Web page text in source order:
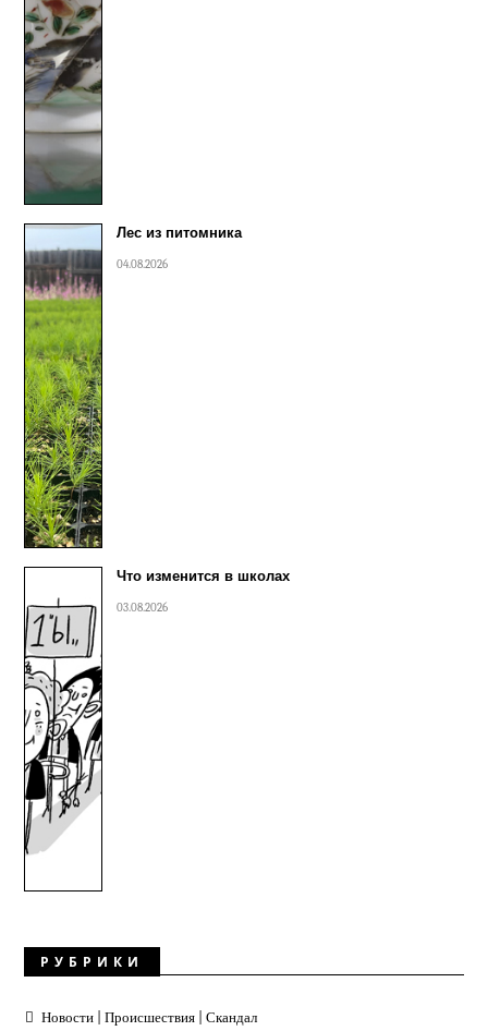
Лес из питомника
04.08.2026
Что изменится в школах
03.08.2026
РУБРИКИ
Новости | Происшествия | Скандал